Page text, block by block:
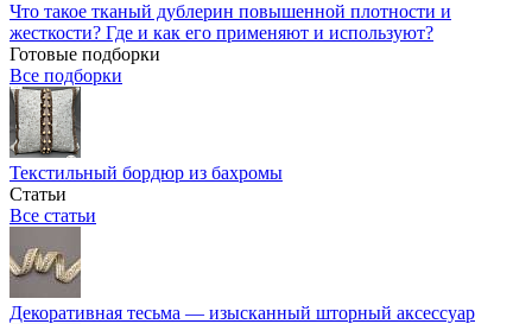
Что такое тканый дублерин повышенной плотности и
жесткости? Где и как его применяют и используют?
Готовые подборки
Все подборки
Текстильный бордюр из бахромы
Статьи
Все статьи
Декоративная тесьма — изысканный шторный аксессуар